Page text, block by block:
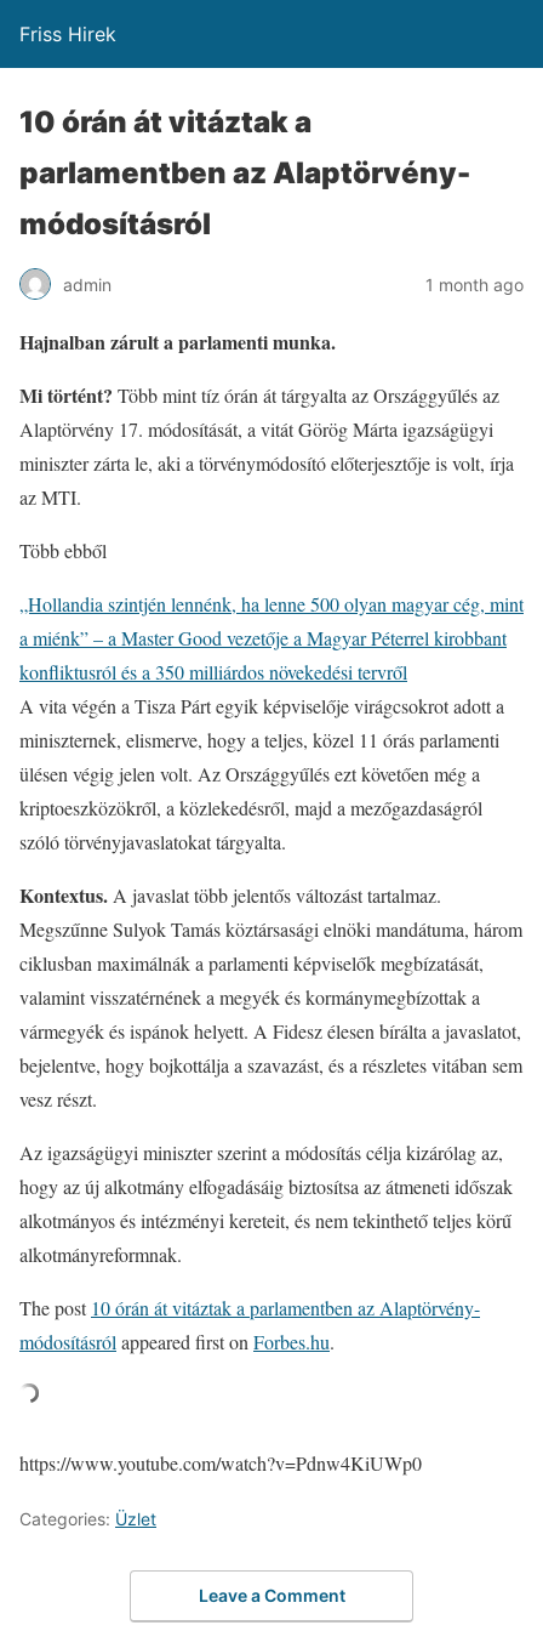
Friss Hirek
10 órán át vitáztak a
parlamentben az Alaptörvény-
módosításról
admin 1 month ago
Hajnalban zárult a parlamenti munka.
Mi történt? Több mint tíz órán át tárgyalta az Országgyűlés az
Alaptörvény 17. módosítását, a vitát Görög Márta igazságügyi
miniszter zárta le, aki a törvénymódosító előterjesztője is volt, írja
az MTI.
Több ebből
„Hollandia szintjén lennénk, ha lenne 500 olyan magyar cég, mint
a miénk” – a Master Good vezetője a Magyar Péterrel kirobbant
konfliktusról és a 350 milliárdos növekedési tervről
A vita végén a Tisza Párt egyik képviselője virágcsokrot adott a
miniszternek, elismerve, hogy a teljes, közel 11 órás parlamenti
ülésen végig jelen volt. Az Országgyűlés ezt követően még a
kriptoeszközökről, a közlekedésről, majd a mezőgazdaságról
szóló törvényjavaslatokat tárgyalta.
Kontextus. A javaslat több jelentős változást tartalmaz.
Megszűnne Sulyok Tamás köztársasági elnöki mandátuma, három
ciklusban maximálnák a parlamenti képviselők megbízatását,
valamint visszatérnének a megyék és kormánymegbízottak a
vármegyék és ispánok helyett. A Fidesz élesen bírálta a javaslatot,
bejelentve, hogy bojkottálja a szavazást, és a részletes vitában sem
vesz részt.
Az igazságügyi miniszter szerint a módosítás célja kizárólag az,
hogy az új alkotmány elfogadásáig biztosítsa az átmeneti időszak
alkotmányos és intézményi kereteit, és nem tekinthető teljes körű
alkotmányreformnak.
The post 10 órán át vitáztak a parlamentben az Alaptörvény-
módosításról appeared first on Forbes.hu.
https://www.youtube.com/watch?v=Pdnw4KiUWp0
Categories: Üzlet
Leave a Comment